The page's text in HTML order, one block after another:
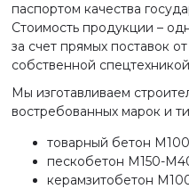
паспортом качества
Стоимость продукции –
за счет прямых поставок
собственной
Мы изготавливаем
востребованных марок и
товарный бетон
пескобетон М150-
керамзитобетон